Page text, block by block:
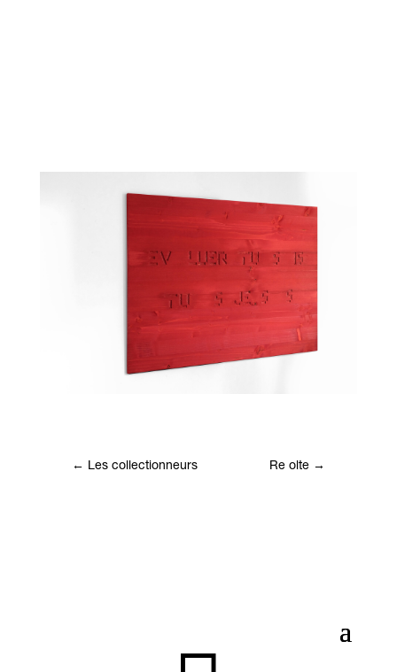
← Les collectionneurs Re olte →